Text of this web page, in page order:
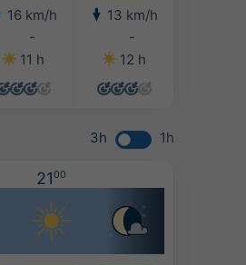
16 km/h
-
11 h
13 km/h
-
12 h
3h 1h
2100